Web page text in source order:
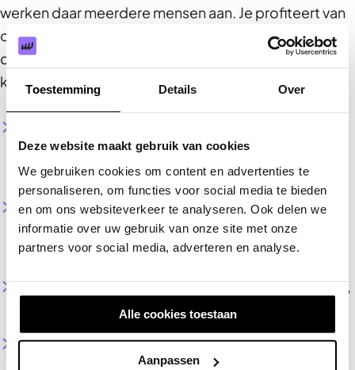
Toestemming Details Over
Deze website maakt gebruik van cookies
We gebruiken cookies om content en advertenties te
personaliseren, om functies voor social media te bieden
en om ons websiteverkeer te analyseren. Ook delen we
informatie over uw gebruik van onze site met onze
partners voor social media, adverteren en analyse.
Alle cookies toestaan
Aanpassen
werken daar meerdere mensen aan. Je profiteert van
onze kennis en ervaring. We zetten het in om jouw
doel te bereiken. Bij een website van 10.000 euro,
kun je denken aan:
met jou, zetten je wensen intern door en bewaken
de kwaliteit en het budget.
10 uur – Strategie: We onderzoeken waar jouw
kansen liggen online en we maken een plan voor
de nieuwe website en het vervolg na livegang.
10 uur – Design: We maken een aantal ontwerpen,
op basis van jouw huisstijl.
40 uur – Development: We bouwen jewebsitein